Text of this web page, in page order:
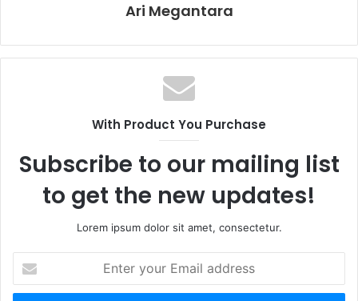
Ari Megantara
With Product You Purchase
Subscribe to our mailing list
to get the new updates!
Lorem ipsum dolor sit amet, consectetur.
t